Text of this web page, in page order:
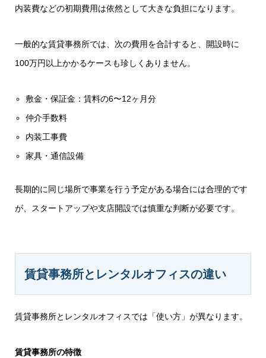
内装費などの初期費用は依然として大きな負担になります。
一般的な賃貸事務所では、次の費用を合計すると、開設時に
100万円以上かかるケースも珍しくありません。
敷金・保証金：賃料の6〜12ヶ月分
仲介手数料
内装工事費
家具・通信設備
長期的に同じ場所で事業を行う予定がある場合には合理的です
が、スタートアップや支店開設では慎重な判断が必要です。
賃貸事務所とレンタルオフィスの違い
賃貸事務所とレンタルオフィスでは「使い方」が異なります。
賃貸事務所の特徴